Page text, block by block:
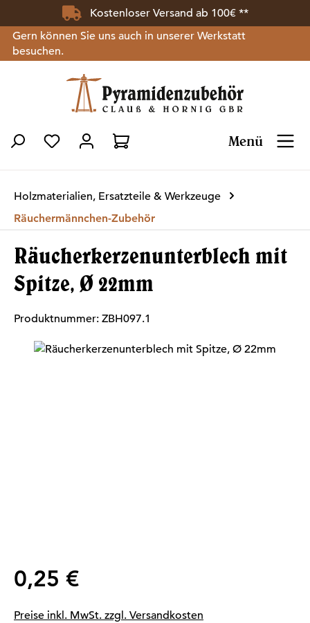
Zum Hauptinhalt springenKostenloser Versand ab 100€ **
Gern können Sie uns auch in unserer Werkstatt
besuchen.
Menü
Du hast 0 Produkte auf dem Merkzettel
Holzmaterialien, Ersatzteile & Werkzeuge
Räuchermännchen-Zubehör
Räucherkerzenunterblech mit
Spitze, Ø 22mm
Produktnummer: ZBH097.1
Bildergalerie überspringen
Regulärer Preis:
0,25 €
Preise inkl. MwSt. zzgl. Versandkosten